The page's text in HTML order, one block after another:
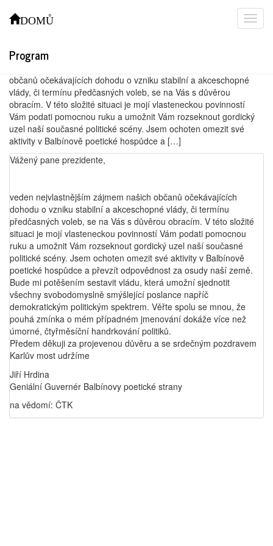
DOMŮ
Program
Otevřený dopis prezidentu republiky
občanů očekávajících dohodu o vzniku stabilní a akceschopné
vlády, či termínu předčasných voleb, se na Vás s důvěrou
obracím. V této složité situaci je mojí vlasteneckou povinností
Vám podati pomocnou ruku a umožnit Vám rozseknout gordický
uzel naší současné politické scény. Jsem ochoten omezit své
aktivity v Balbínově poetické hospůdce a […]
Vážený pane prezidente,
veden nejvlastnějším zájmem našich občanů očekávajících
dohodu o vzniku stabilní a akceschopné vlády, či termínu
předčasných voleb, se na Vás s důvěrou obracím. V této složité
situaci je mojí vlasteneckou povinností Vám podati pomocnou
ruku a umožnit Vám rozseknout gordický uzel naší současné
politické scény. Jsem ochoten omezit své aktivity v Balbínově
poetické hospůdce a převzít odpovědnost za osudy naší země.
Bude mi potěšením sestavit vládu, která umožní sjednotit
všechny svobodomyslně smýšlející poslance napříč
demokratickým politickým spektrem. Věřte spolu se mnou, že
pouhá zmínka o mém případném jmenování dokáže více než
úmorné, čtyřměsíční handrkování politiků.
Předem děkuji za projevenou důvěru a se srdečným pozdravem
Karlův most udržíme
Jiří Hrdina
Geniální Guvernér Balbínovy poetické strany
na vědomí: ČTK